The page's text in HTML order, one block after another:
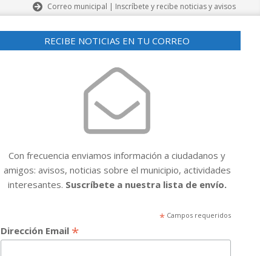
Correo municipal | Inscríbete y recibe noticias y avisos
RECIBE NOTICIAS EN TU CORREO
Con frecuencia enviamos información a ciudadanos y
amigos: avisos, noticias sobre el municipio, actividades
interesantes. Suscríbete a nuestra lista de envío.
* Campos requeridos
Dirección Email *